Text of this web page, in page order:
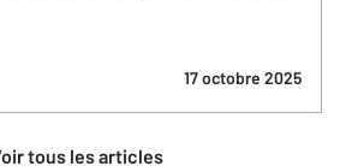
17 octobre 2025
Voir tous les articles